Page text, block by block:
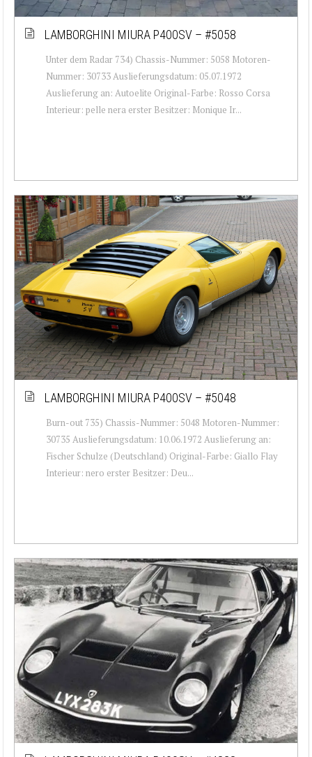
LAMBORGHINI MIURA P400SV – #5058
Unter dem Radar 734) Chassis-Nummer: 5058 Motoren-
Nummer: 30733 Auslieferungsdatum: 05.07.1972
Auslieferung an: Autoelite Original-Farbe: Rosso Corsa
Interieur: pelle nera erster Besitzer: Monique Ir...
LAMBORGHINI MIURA P400SV – #5048
Burn-out 735) Chassis-Nummer: 5048 Motoren-Nummer:
30735 Auslieferungsdatum: 10.06.1972 Auslieferung an:
Fischer Schulze (Deutschland) Original-Farbe: Giallo Flay
Interieur: nero erster Besitzer: Deu...